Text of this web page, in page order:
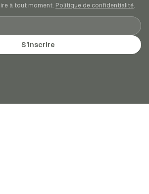
à tout moment. Politique de confidentialité.
S’inscrire